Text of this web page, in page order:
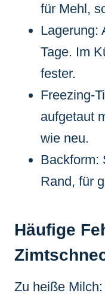
für Mehl,
Lagerung:
Tage. Im
fester.
Freezing-
aufgetaut
wie neu.
Backform:
Rand, für
Häufige
Zu heiße